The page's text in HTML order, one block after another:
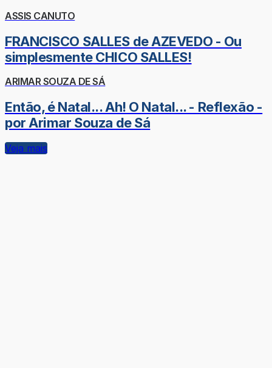
ASSIS CANUTO
FRANCISCO SALLES de AZEVEDO - Ou
simplesmente CHICO SALLES!
ARIMAR SOUZA DE SÁ
Então, é Natal... Ah! O Natal... - Reflexão -
por Arimar Souza de Sá
Veja mais